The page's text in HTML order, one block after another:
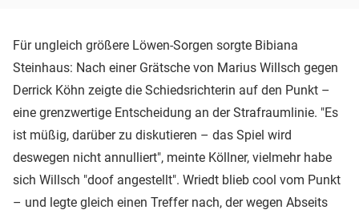
Für ungleich größere Löwen-Sorgen sorgte Bibiana
Steinhaus: Nach einer Grätsche von Marius Willsch gegen
Derrick Köhn zeigte die Schiedsrichterin auf den Punkt –
eine grenzwertige Entscheidung an der Strafraumlinie. "Es
ist müßig, darüber zu diskutieren – das Spiel wird
deswegen nicht annulliert", meinte Köllner, vielmehr habe
sich Willsch "doof angestellt". Wriedt blieb cool vom Punkt
– und legte gleich einen Treffer nach, der wegen Abseits